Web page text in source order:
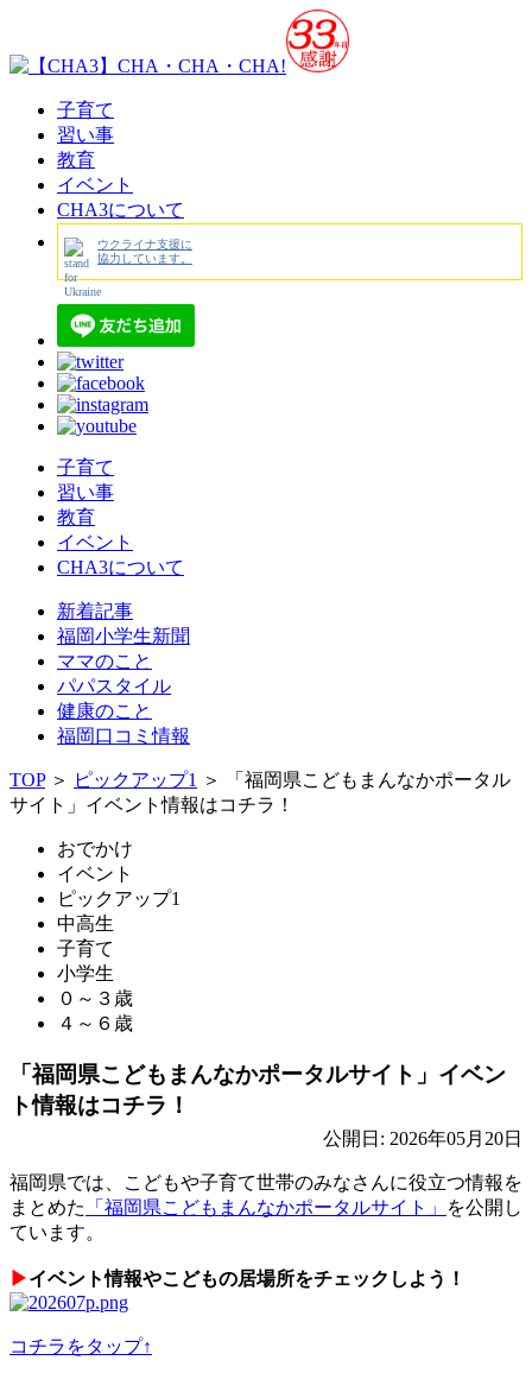
子育て
習い事
教育
イベント
CHA3について
ウクライナ支援に
協力しています。
子育て
習い事
教育
イベント
CHA3について
新着記事
福岡小学生新聞
ママのこと
パパスタイル
健康のこと
福岡口コミ情報
TOP＞ ピックアップ1 ＞
「福岡県こどもまんなかポータル
サイト」イベント情報はコチラ！
おでかけ
イベント
ピックアップ1
中高生
子育て
小学生
０～３歳
４～６歳
「福岡県こどもまんなかポータルサイト」イベン
ト情報はコチラ！
公開日: 2026年05月20日
福岡県では、こどもや子育て世帯のみなさんに役立つ情報を
まとめた
「福岡県こどもまんなかポータルサイト」
を公開し
ています。
▶イベント情報やこどもの居場所をチェックしよう！
コチラをタップ↑